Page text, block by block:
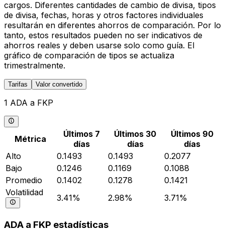
cargos. Diferentes cantidades de cambio de divisa, tipos
de divisa, fechas, horas y otros factores individuales
resultarán en diferentes ahorros de comparación. Por lo
tanto, estos resultados pueden no ser indicativos de
ahorros reales y deben usarse solo como guía. El
gráfico de comparación de tipos se actualiza
trimestralmente.
Tarifas Valor convertido
1 ADA a FKP
Métrica
Últimos 7
días
Últimos 30
días
Últimos 90
días
Alto
0.1493 0.1493
0.2077
Bajo
0.1246 0.1169
0.1088
Promedio
0.1402 0.1278
0.1421
Volatilidad
3.41% 2.98% 3.71%
ADA a FKP estadísticas